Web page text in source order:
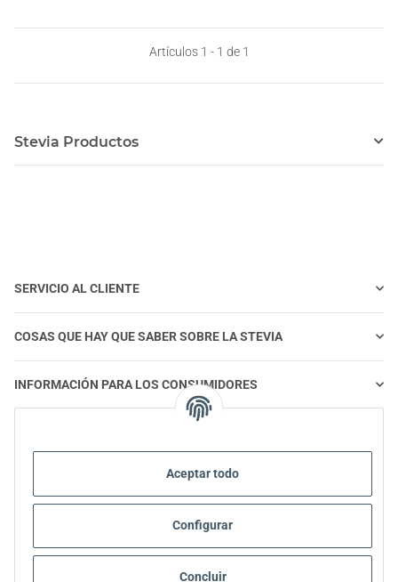
Aceptar todo
Configurar
Concluir
Artículos 1 - 1 de 1
Stevia Productos
SERVICIO AL CLIENTE
COSAS QUE HAY QUE SABER SOBRE LA STEVIA
INFORMACIÓN PARA LOS CONSUMIDORES
STEVIA | PREGUNTAS Y RESPUESTAS
INFORMACIÓN SOBRE EL PRODUCTO STEVIA